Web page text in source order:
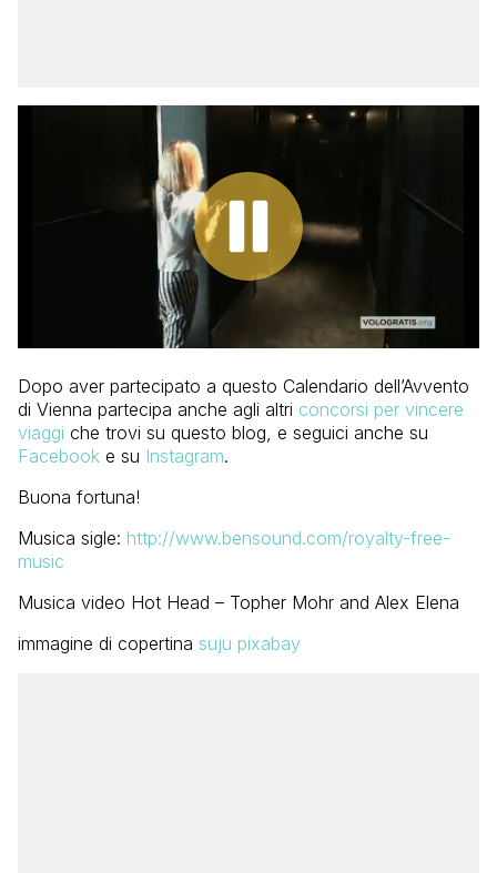
Dopo aver partecipato a questo Calendario dell’Avvento
di Vienna partecipa anche agli altri concorsi per vincere
viaggi che trovi su questo blog, e seguici anche su
Facebook e su Instagram.
Buona fortuna!
Musica sigle: http://www.bensound.com/royalty-free-
music
Musica video Hot Head – Topher Mohr and Alex Elena
immagine di copertina suju pixabay